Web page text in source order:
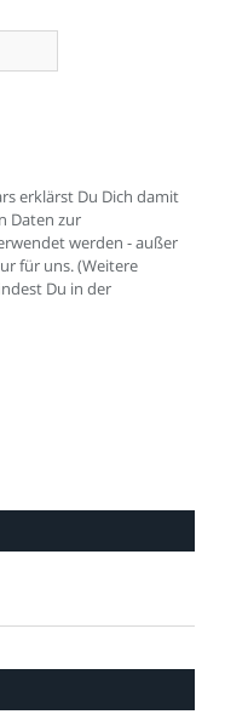
erklärst Du Dich damit
Daten zur
werden - außer
für uns. (Weitere
Du in der